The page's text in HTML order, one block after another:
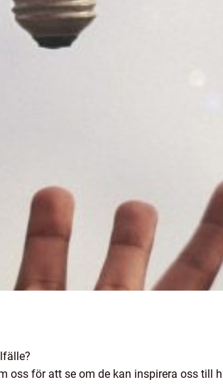
oss för att se om de kan inspirera oss till